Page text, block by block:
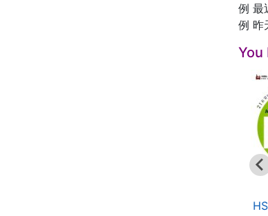
例 最
例 昨
You